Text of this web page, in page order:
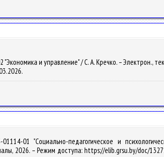
и управление" / С. А. Кречко. – Электрон.,
01 "Социально-педагогическое и
2026. – Режим доступа: https://elib.grsu.by/doc/